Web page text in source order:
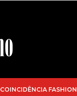
COINCIDÊNCIA FASHION